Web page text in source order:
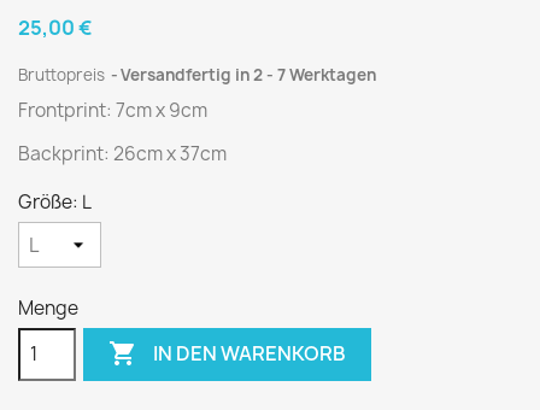
25,00 €
Bruttopreis Versandfertig in 2 - 7 Werktagen
Frontprint: 7cm x 9cm
Backprint: 26cm x 37cm
Größe: L
Menge
 IN DEN WARENKORB